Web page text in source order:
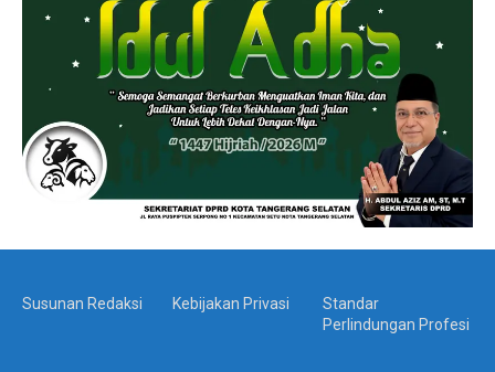
Susunan Redaksi Kebijakan Privasi
Standar
Perlindungan Profesi